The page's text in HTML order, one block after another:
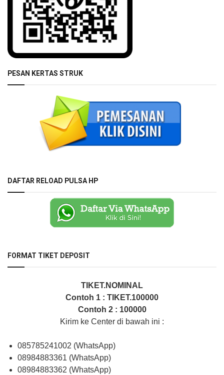
PESAN KERTAS STRUK
DAFTAR RELOAD PULSA HP
FORMAT TIKET DEPOSIT
TIKET.NOMINAL
Contoh 1 : TIKET.100000
Contoh 2 : 100000
Kirim ke Center di bawah ini :
085785241002 (WhatsApp)
08984883361 (WhatsApp)
08984883362 (WhatsApp)